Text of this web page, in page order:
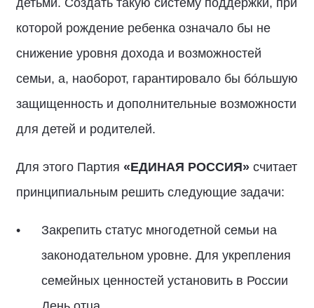
детьми. Создать такую систему поддержки, при
которой рождение ребенка означало бы не
снижение уровня дохода и возможностей
семьи, а, наоборот, гарантировало бы бо́льшую
защищенность и дополнительные возможности
для детей и родителей.
Для этого Партия «ЕДИНАЯ РОССИЯ» считает
принципиальным решить следующие задачи:
Закрепить статус многодетной семьи на
законодательном уровне. Для укрепления
семейных ценностей установить в России